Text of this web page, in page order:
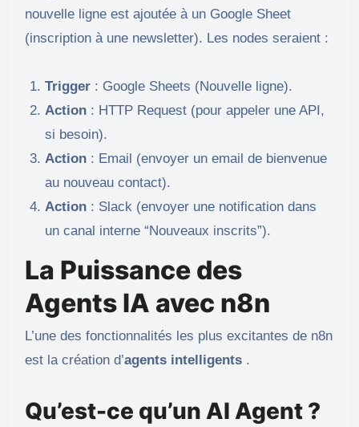
nouvelle ligne est ajoutée à un Google Sheet
(inscription à une newsletter). Les nodes seraient :
Trigger : Google Sheets (Nouvelle ligne).
Action : HTTP Request (pour appeler une API,
si besoin).
Action : Email (envoyer un email de bienvenue
au nouveau contact).
Action : Slack (envoyer une notification dans
un canal interne “Nouveaux inscrits”).
La Puissance des
Agents IA avec n8n
L’une des fonctionnalités les plus excitantes de n8n
est la création d’agents intelligents.
Qu’est-ce qu’un AI Agent ?